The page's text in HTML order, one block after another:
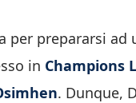
per prepararsi
in Champions
. Dunque,